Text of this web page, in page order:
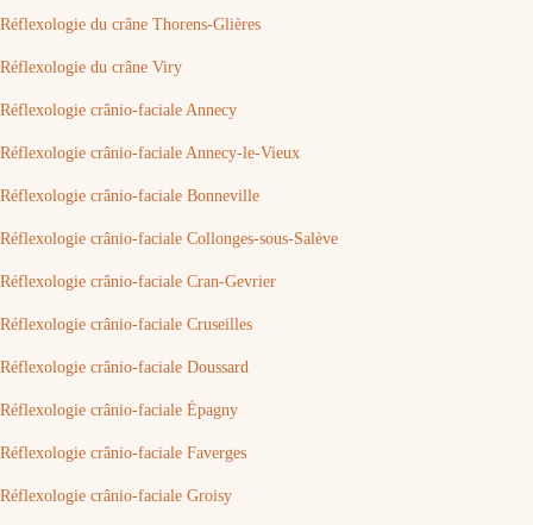
Réflexologie du crâne Thorens-Glières
Réflexologie du crâne Viry
Réflexologie crânio-faciale Annecy
Réflexologie crânio-faciale Annecy-le-Vieux
Réflexologie crânio-faciale Bonneville
Réflexologie crânio-faciale Collonges-sous-Salève
Réflexologie crânio-faciale Cran-Gevrier
Réflexologie crânio-faciale Cruseilles
Réflexologie crânio-faciale Doussard
Réflexologie crânio-faciale Épagny
Réflexologie crânio-faciale Faverges
Réflexologie crânio-faciale Groisy